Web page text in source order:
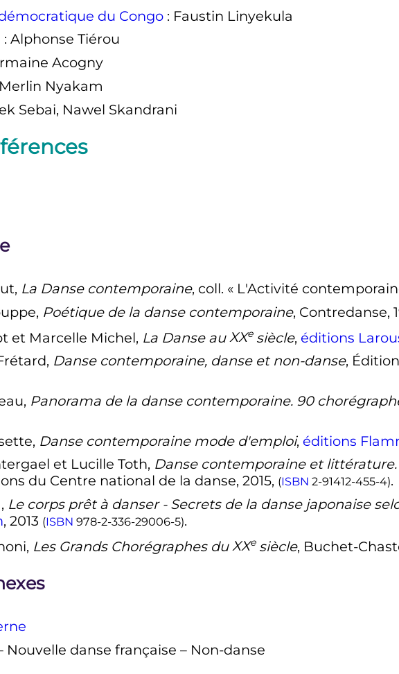
du Congo : Faustin Linyekula
: Alphonse Tiérou
Acogny
Nyakam
Sebai, Nawel Skandrani
La Danse contemporaine, coll. « L'Activité
Poétique de la danse contemporaine, Contredanse,
et Marcelle Michel, La Danse auXXe siècle, éditions
Danse contemporaine, danse et non-danse,
Panorama de la danse contemporaine. 90
Danse contemporaine mode d'emploi, éditions
et Lucille Toth, Danse contemporaine et
du Centre national de la danse, 2015, (ISBN 2-91412-455-4).
Le corps prêt à danser - Secrets de la danse japonaise
, 2013 (ISBN 978-2-336-29006-5).
Les Grands Chorégraphes duXXe siècle, Buchet-
Nouvelle danse française – Non-danse